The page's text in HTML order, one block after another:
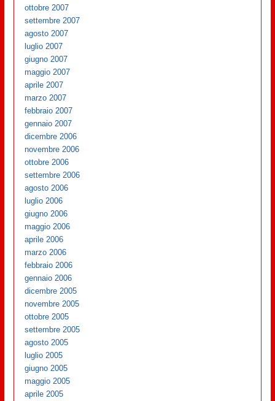
ottobre 2007
settembre 2007
agosto 2007
luglio 2007
giugno 2007
maggio 2007
aprile 2007
marzo 2007
febbraio 2007
gennaio 2007
dicembre 2006
novembre 2006
ottobre 2006
settembre 2006
agosto 2006
luglio 2006
giugno 2006
maggio 2006
aprile 2006
marzo 2006
febbraio 2006
gennaio 2006
dicembre 2005
novembre 2005
ottobre 2005
settembre 2005
agosto 2005
luglio 2005
giugno 2005
maggio 2005
aprile 2005